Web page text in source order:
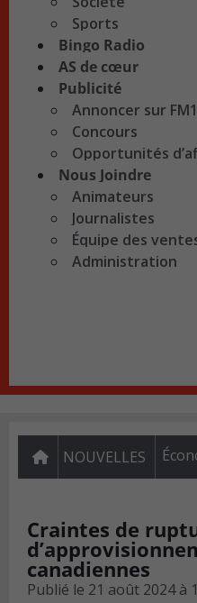
Sports
Bingo Radio
AS de cœur
Publicité
Annoncer sur
Concours
Opportunités
Nous Joindre
Animateurs
Journalistes
Équipe des
Administration
NOUVELLES
Craintes de
canadiennes
Publié le 21 août 2024 à